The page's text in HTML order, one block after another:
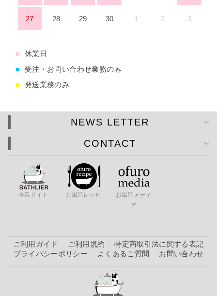
27 28 29 30 1 2 3
■
休業日
■
受注・お問い合わせ業務のみ
■ 発送業務のみ
NEWS LETTER
CONTACT
企業サイト お風呂レシピ
お風呂メディ
ア
ご利用ガイド ご利用規約
特定商取引法に関する表記
プライバシーポリシー
よくあるご質問 お問い合わせ